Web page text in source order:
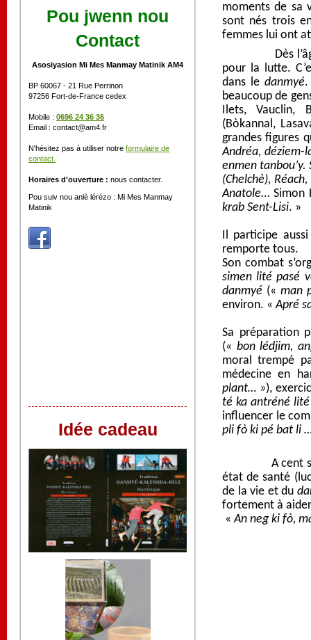
Pou jwenn nou
Contact
Asosiyasion Mi Mes Manmay Matinik AM4
BP 60067 - 21 Rue Perrinon
97256 Fort-de-France cedex
Mobile : 0696 24 36 36
Email : contact@am4.fr
N'hésitez pas à utiliser notre formulaire de
contact.
Horaires d'ouverture : nous contacter.
Pou suiv nou anlè lérézo : Mi Mes Manmay
Matinik
Idée cadeau
moments de sa
sont nés trois
femmes lui ont
Dès l’âge de
pour la lutte.
dans ledanmyé.
beaucoup de
Ilets, Vauclin,
(Bòkannal,
grandes figures
Andréa, déziem-
enmen
(Chelchè),
Anatole… Simon
krab Sent-Lisi. »
Il participe
remporte tous.
Son combat
simen lité pasé
danmyé («man
environ. «Apré
Sa préparation
(« bon lédjim,
moral trempé
médecine en
plant… »),
té ka antréné
influencer le
pli fò ki pé bat li
A cent sept
état de santé
de la vie et du
fortement à
«An neg ki fò,